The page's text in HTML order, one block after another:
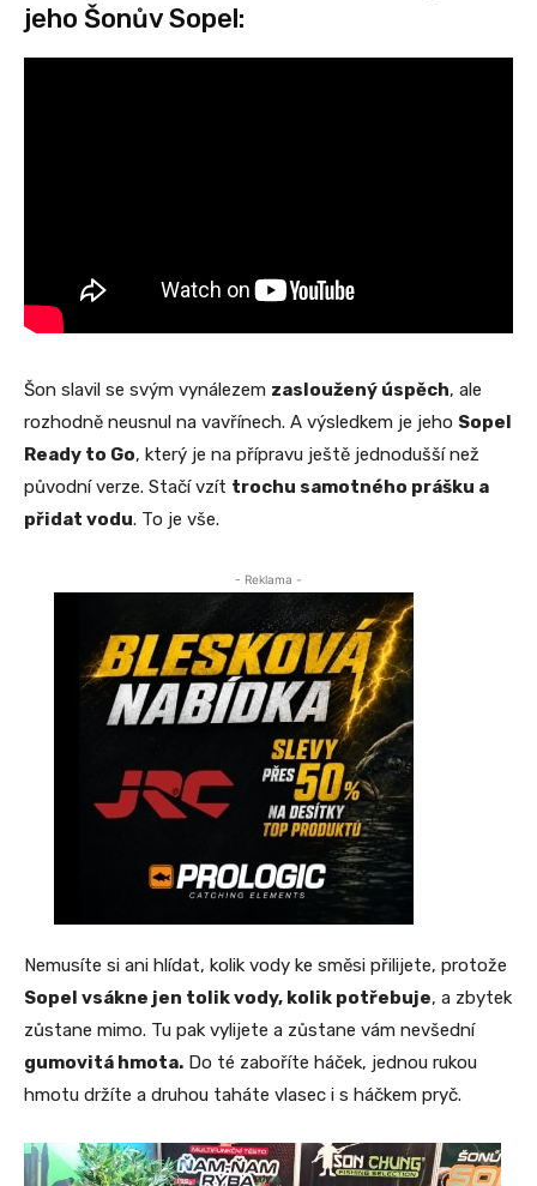
jeho Šonův Sopel:
Šon slavil se svým vynálezem zasloužený úspěch, ale
rozhodně neusnul na vavřínech. A výsledkem je jeho Sopel
Ready to Go, který je na přípravu ještě jednodušší než
původní verze. Stačí vzít trochu samotného prášku a
přidat vodu. To je vše.
- Reklama -
Nemusíte si ani hlídat, kolik vody ke směsi přilijete, protože
Sopel vsákne jen tolik vody, kolik potřebuje, a zbytek
zůstane mimo. Tu pak vylijete a zůstane vám nevšední
gumovitá hmota. Do té zaboříte háček, jednou rukou
hmotu držíte a druhou taháte vlasec i s háčkem pryč.